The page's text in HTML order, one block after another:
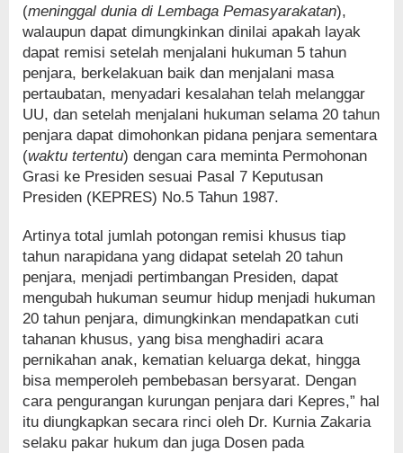
(meninggal dunia di Lembaga Pemasyarakatan),
walaupun dapat dimungkinkan dinilai apakah layak
dapat remisi setelah menjalani hukuman 5 tahun
penjara, berkelakuan baik dan menjalani masa
pertaubatan, menyadari kesalahan telah melanggar
UU, dan setelah menjalani hukuman selama 20 tahun
penjara dapat dimohonkan pidana penjara sementara
(waktu tertentu) dengan cara meminta Permohonan
Grasi ke Presiden sesuai Pasal 7 Keputusan
Presiden (KEPRES) No.5 Tahun 1987.
Artinya total jumlah potongan remisi khusus tiap
tahun narapidana yang didapat setelah 20 tahun
penjara, menjadi pertimbangan Presiden, dapat
mengubah hukuman seumur hidup menjadi hukuman
20 tahun penjara, dimungkinkan mendapatkan cuti
tahanan khusus, yang bisa menghadiri acara
pernikahan anak, kematian keluarga dekat, hingga
bisa memperoleh pembebasan bersyarat. Dengan
cara pengurangan kurungan penjara dari Kepres,” hal
itu diungkapkan secara rinci oleh Dr. Kurnia Zakaria
selaku pakar hukum dan juga Dosen pada